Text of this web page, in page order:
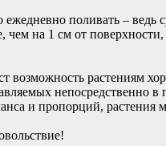
поливать – ведь
чем на 1 см от
возможность растениям
непосредственно в
и пропорций,